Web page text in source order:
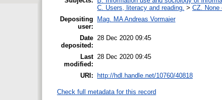
C. Users, literacy and reading. > CZ.
Depositing
user:
Mag. MA Andreas Vormaier
Date
deposited:
28 Dec 2020 09:45
Last
modified:
28 Dec 2020 09:45
URI: http://hdl.handle.net/10760/40818
Check full metadata for this record